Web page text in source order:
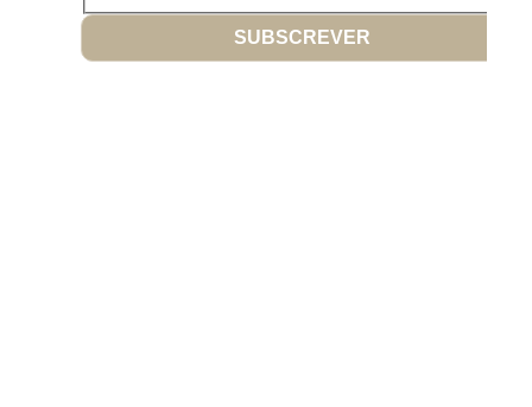
SUBSCREVER